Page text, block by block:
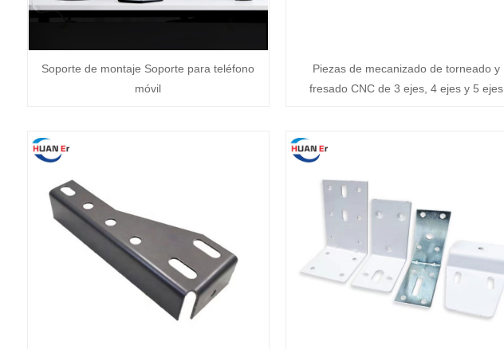
Soporte de montaje Soporte para teléfono
móvil
Piezas de mecanizado de torneado y
fresado CNC de 3 ejes, 4 ejes y 5 ejes